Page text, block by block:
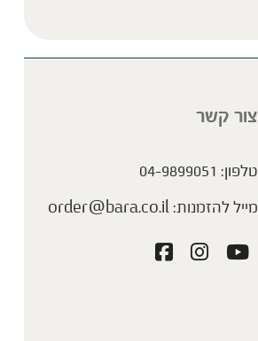
צור קשר
טלפון: 04-9899051
מייל להזמנות:order@bara.co.il